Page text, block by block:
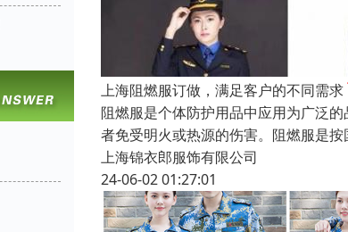
上海阻燃服订做，满足客户的不同需求
阻燃服是个体防护用品中应用为广泛
者免受明火或热源的伤害。阻燃服是
上海锦衣郎服饰有限公司
24-06-02 01:27:01